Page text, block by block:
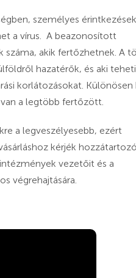
személyes
a vírus. A beazonosított
akik fertőzhetnek. A
hazatérők, és aki
korlátozásokat. Különösen
a legtöbb fertőzött.
a legveszélyesebb, ezért
kérjék
vezetőit és a
végrehajtására.